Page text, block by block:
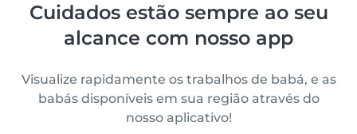
Cuidados estão sempre ao seu
alcance com nosso app
Visualize rapidamente os trabalhos de babá, e as
babás disponíveis em sua região através do
nosso aplicativo!